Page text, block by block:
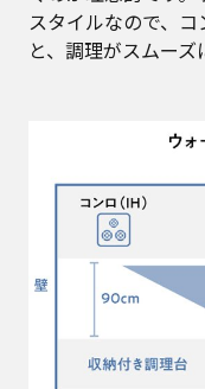
スタイルなので、
と、調理がスムーズ